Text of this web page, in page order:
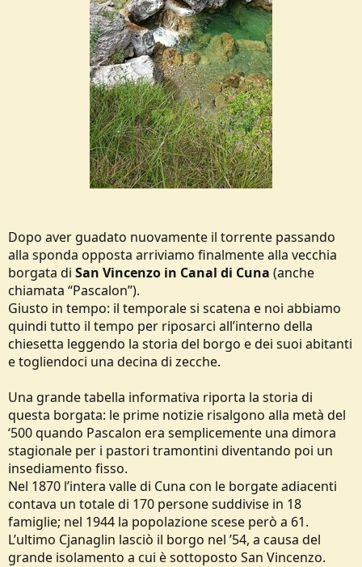
Dopo aver guadato nuovamente il torrente passando
alla sponda opposta arriviamo finalmente alla vecchia
borgata di San Vincenzo in Canal di Cuna (anche
chiamata “Pascalon”).
Giusto in tempo: il temporale si scatena e noi abbiamo
quindi tutto il tempo per riposarci all’interno della
chiesetta leggendo la storia del borgo e dei suoi abitanti
e togliendoci una decina di zecche.
Una grande tabella informativa riporta la storia di
questa borgata: le prime notizie risalgono alla metà del
‘500 quando Pascalon era semplicemente una dimora
stagionale per i pastori tramontini diventando poi un
insediamento fisso.
Nel 1870 l’intera valle di Cuna con le borgate adiacenti
contava un totale di 170 persone suddivise in 18
famiglie; nel 1944 la popolazione scese però a 61.
L’ultimo Cjanaglin lasciò il borgo nel ’54, a causa del
grande isolamento a cui è sottoposto San Vincenzo.